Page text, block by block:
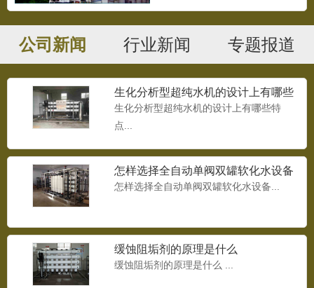
公司新闻 行业新闻 专题报道
生化分析型超纯水机的设计上有哪些
特点
生化分析型超纯水机的设计上有哪些特
点...
怎样选择全自动单阀双罐软化水设备
怎样选择全自动单阀双罐软化水设备...
缓蚀阻垢剂的原理是什么
缓蚀阻垢剂的原理是什么 ...